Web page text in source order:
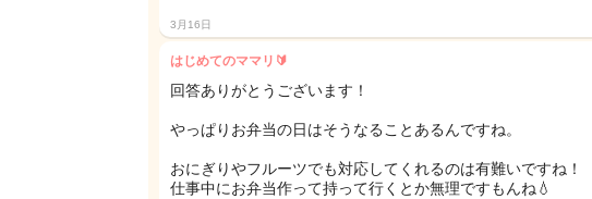
3月16日
はじめてのママリ🔰
回答ありがとうございます！
やっぱりお弁当の日はそうなることあるんですね。
おにぎりやフルーツでも対応してくれるのは有難いですね！
仕事中にお弁当作って持って行くとか無理ですもんね💧